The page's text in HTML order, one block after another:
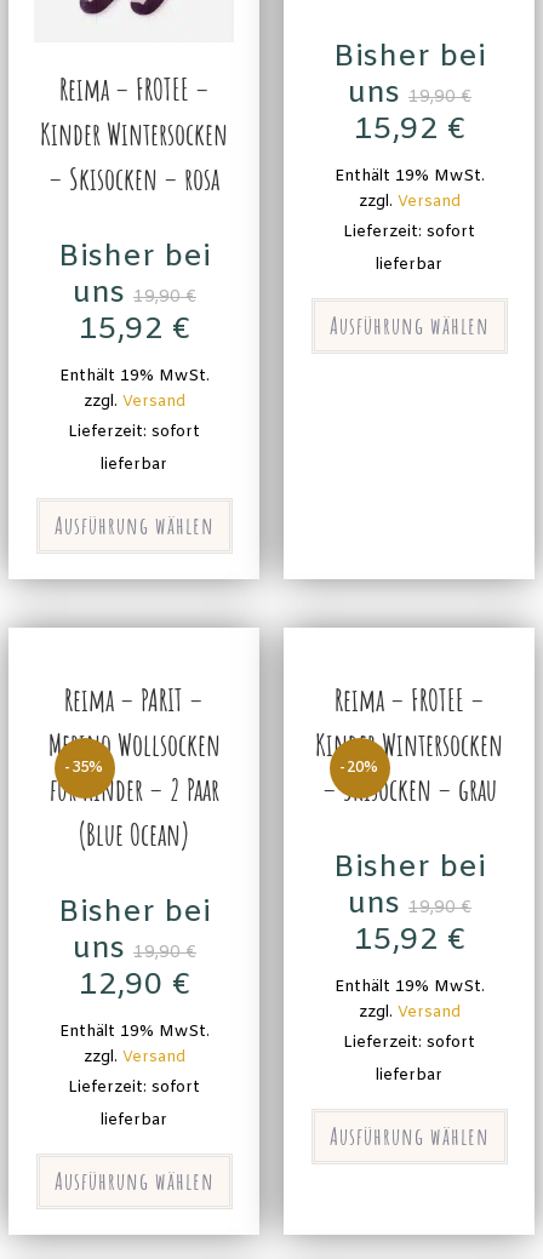
Reima – FROTEE –
Kinder Wintersocken
– Skisocken – rosa
Bisher bei
uns 19,90€
15,92 €
Enthält 19% MwSt.
zzgl. Versand
Lieferzeit: sofort
lieferbar
Ausführung wählen
Bisher bei
uns 19,90€
15,92 €
Enthält 19% MwSt.
zzgl. Versand
Lieferzeit: sofort
lieferbar
Ausführung wählen
-35%
Reima – PARIT –
Merino Wollsocken
für Kinder – 2 Paar
(Blue Ocean)
Bisher bei
uns 19,90€
12,90 €
Enthält 19% MwSt.
zzgl. Versand
Lieferzeit: sofort
lieferbar
Ausführung wählen
-20%
Reima – FROTEE –
Kinder Wintersocken
– Skisocken – grau
Bisher bei
uns 19,90€
15,92 €
Enthält 19% MwSt.
zzgl. Versand
Lieferzeit: sofort
lieferbar
Ausführung wählen